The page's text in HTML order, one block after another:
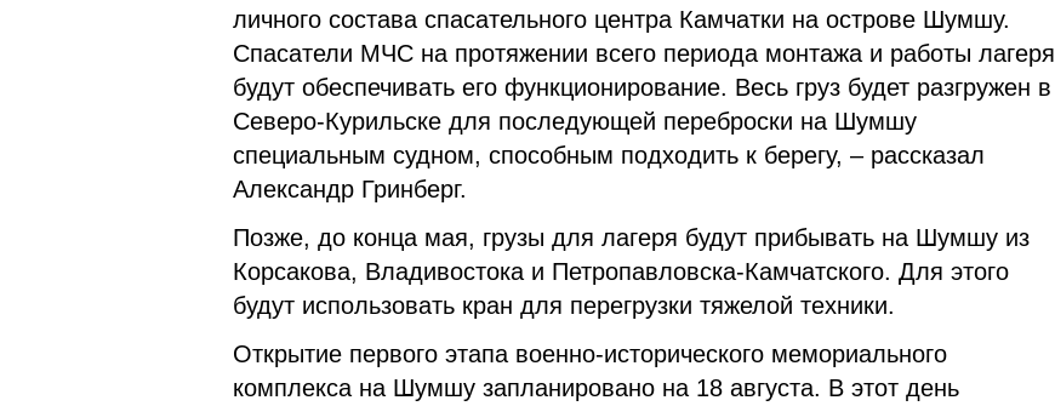
личного состава спасательного центра Камчатки на острове Шумшу.
Спасатели МЧС на протяжении всего периода монтажа и работы лагеря
будут обеспечивать его функционирование. Весь груз будет разгружен в
Северо-Курильске для последующей переброски на Шумшу
специальным судном, способным подходить к берегу, – рассказал
Александр Гринберг.
Позже, до конца мая, грузы для лагеря будут прибывать на Шумшу из
Корсакова, Владивостока и Петропавловска-Камчатского. Для этого
будут использовать кран для перегрузки тяжелой техники.
Открытие первого этапа военно-исторического мемориального
комплекса на Шумшу запланировано на 18 августа. В этот день